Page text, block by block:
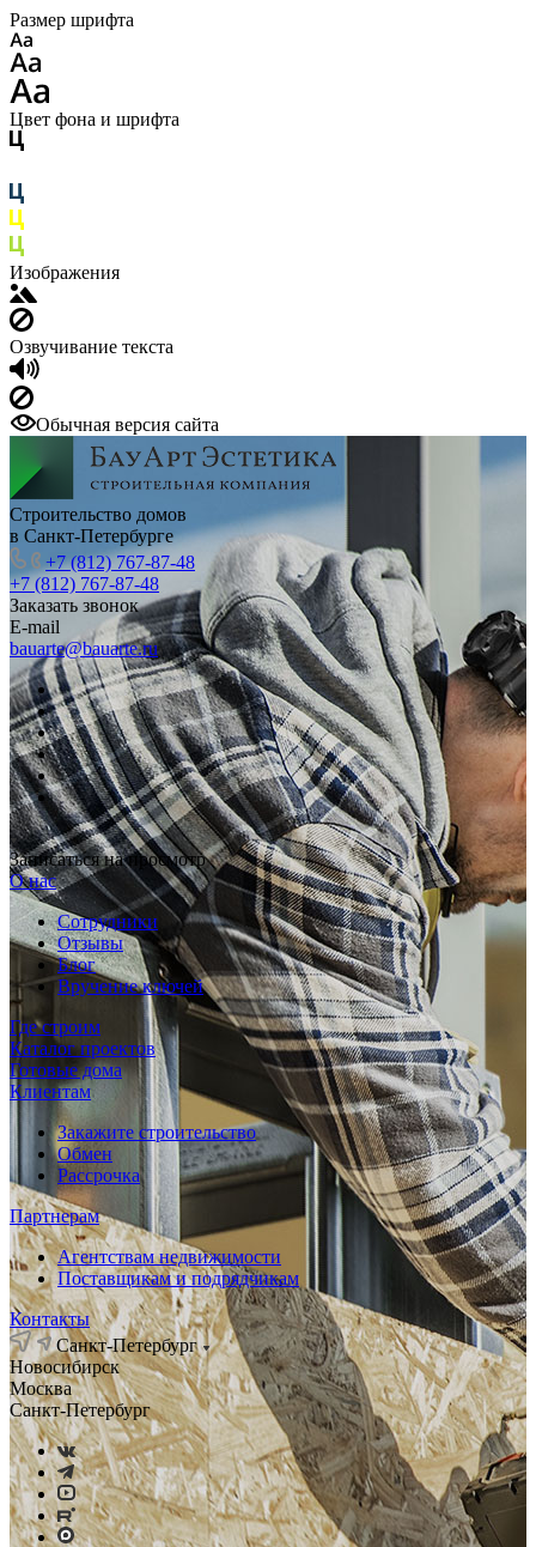
Размер шрифта
Цвет фона и шрифта
Изображения
Озвучивание текста
Обычная версия сайта
Строительство домов
в Санкт-Петербурге
+7 (812) 767-87-48
+7 (812) 767-87-48
Заказать звонок
E-mail
bauarte@bauarte.ru
Записаться на просмотр
О нас
Сотрудники
Отзывы
Блог
Вручение ключей
Где строим
Каталог проектов
Готовые дома
Клиентам
Закажите строительство
Обмен
Рассрочка
Партнерам
Агентствам недвижимости
Поставщикам и подрядчикам
Контакты
Санкт-Петербург
Новосибирск
Москва
Санкт-Петербург